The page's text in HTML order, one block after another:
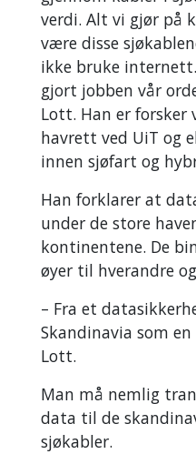
verdi. Alt vi gjør på
være disse
ikke bruke
gjort jobben vår
Lott. Han er forsker
havrett ved UiT og
innen sjøfart og
Han forklarer at
under de store
kontinentene. De
øyer til hverandre
– Fra et
Skandinavia som
Lott.
Man må nemlig
data til de
sjøkabler.